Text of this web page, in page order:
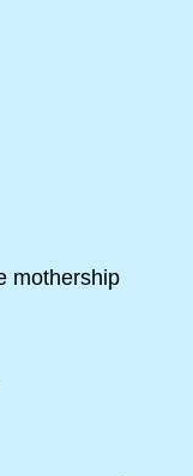
mothership